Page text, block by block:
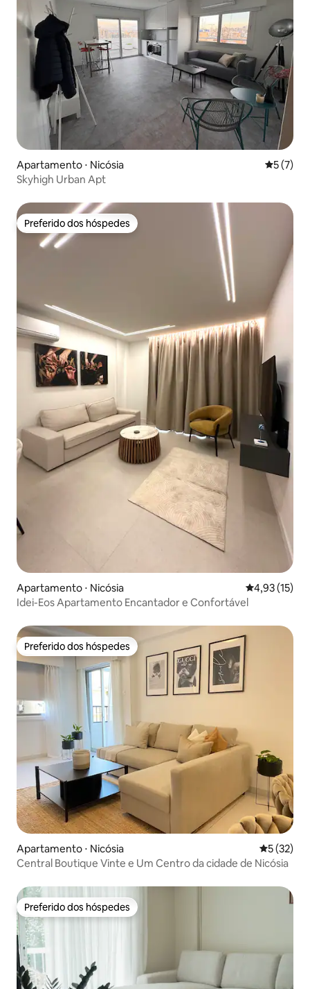
Apartamento ⋅ Nicósia 5 de
5 (7)
Skyhigh Urban Apt
Preferido dos hóspedes
Preferido dos hóspedes
Apartamento ⋅ Nicósia 4,93 de uma
4,93 (15)
Idei-Eos Apartamento Encantador e Confortável
Preferido dos hóspedes
Preferido dos hóspedes
Apartamento ⋅ Nicósia 5 de uma
5 (32)
Central Boutique Vinte e Um Centro da cidade de Nicósia
Preferido dos hóspedes
Preferido dos hóspedes